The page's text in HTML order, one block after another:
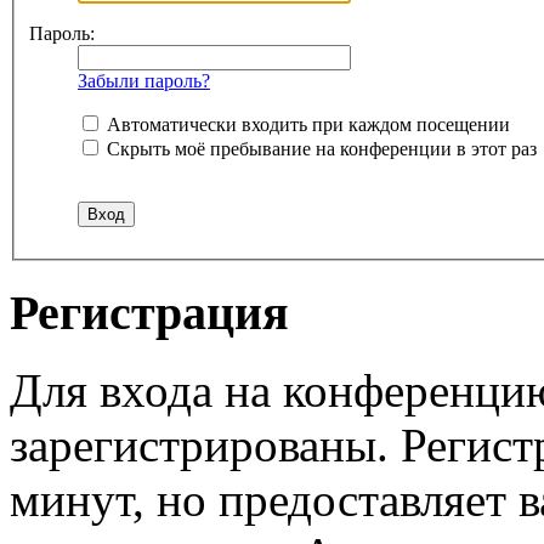
Пароль:
Забыли пароль?
Автоматически входить при каждом посещении
Скрыть моё пребывание на конференции в этот раз
Регистрация
Для входа на
зарегистрированы.
минут, но предоставляет